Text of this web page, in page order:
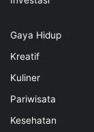
Gaya Hidup
Kreatif
Kuliner
Pariwisata
Kesehatan